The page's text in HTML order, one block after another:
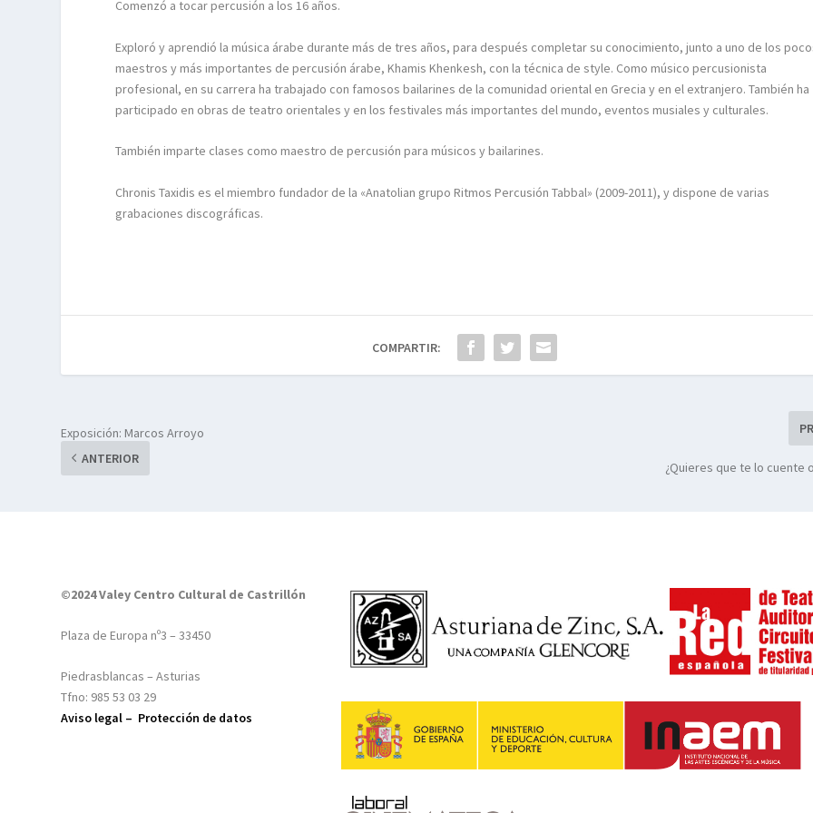
Comenzó a tocar percusión a los 16 años.
Exploró y aprendió la música árabe durante más de tres años, para después completar su conocimiento, junto a uno de los
maestros y más importantes de percusión árabe, Khamis Khenkesh, con la técnica de style. Como músico percusionista
profesional, en su carrera ha trabajado con famosos bailarines de la comunidad oriental en Grecia y en el extranjero. También ha
participado en obras de teatro orientales y en los festivales más importantes del mundo, eventos musiales y culturales.
También imparte clases como maestro de percusión para músicos y bailarines.
Chronis Taxidis es el miembro fundador de la «Anatolian grupo Ritmos Percusión Tabbal» (2009-2011) , y dispone de varias
grabaciones discográficas.
COMPARTIR:
Exposición: Marcos Arroyo
ANTERIOR
¿Quieres que te lo cuente
©2024 Valey Centro Cultural de Castrillón
Plaza de Europa nº3 – 33450
Piedrasblancas – Asturias
Tfno: 985 53 03 29
Aviso legal – Protección de datos